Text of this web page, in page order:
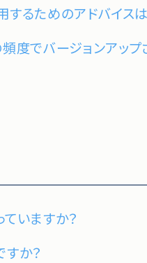
するためのアドバイス
度でバージョンアップ
いますか？
か？